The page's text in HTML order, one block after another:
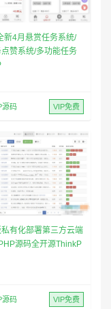
新4月悬赏任务系统/
赞系统/多功能任务
源码 VIP免费
有化部署第三方云端
源码全开源ThinkP
源码 VIP免费